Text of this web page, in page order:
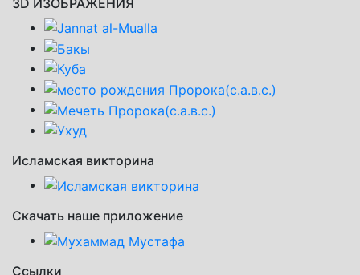
Исламская викторина
Скачать наше приложение
Ссылки